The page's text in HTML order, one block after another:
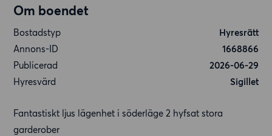
Om boendet
Bostadstyp
Hyresrätt
Annons-ID
1668866
Publicerad
2026-06-29
Hyresvärd
Sigillet
Fantastiskt ljus lägenhet i söderläge 2 hyfsat stora
garderober